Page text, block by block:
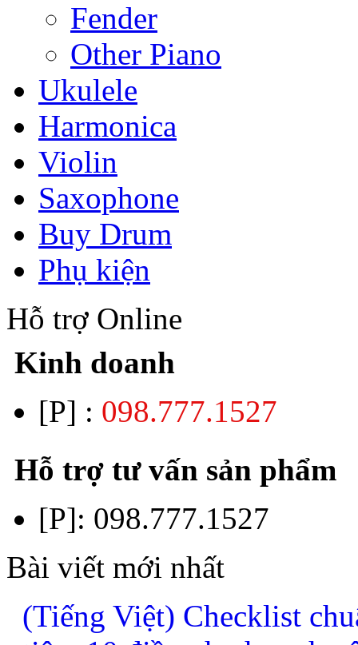
Fender
Other Piano
Ukulele
Harmonica
Violin
Saxophone
Buy Drum
Phụ kiện
Hỗ trợ Online
Kinh doanh
[P] : 098.777.1527
Hỗ trợ tư vấn sản phẩm
[P]: 098.777.1527
Bài viết mới nhất
(Tiếng Việt) Checklist